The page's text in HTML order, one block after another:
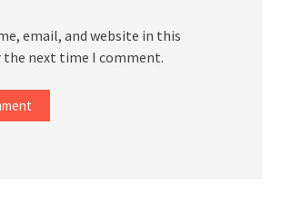
email, and website in this
the next time I comment.